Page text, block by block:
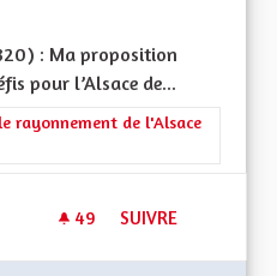
: Ma proposition
pour l’Alsace de...
: La Culture, l'Education et
rayonnement de l'Alsace
49 49 ABONNÉS
SUIVRE